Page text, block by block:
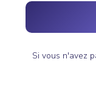
Si vous n'avez